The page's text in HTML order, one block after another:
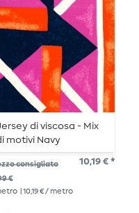
di viscosa - Mix
motivi Navy
consigliato
€
10,19 € *
| 10,19 € / metro